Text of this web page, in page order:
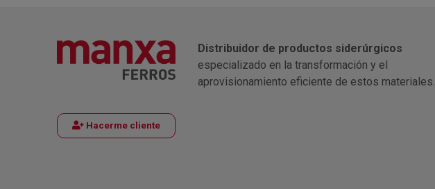
Hacerme cliente
Distribuidor de productos siderúrgicos
especializado en la transformación y el
aprovisionamiento eficiente de estos materiales.